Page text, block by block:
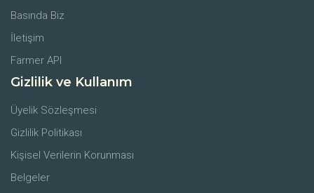
Basında Biz
İletişim
Farmer API
Gizlilik ve Kullanım
Üyelik Sözleşmesi
Gizlilik Politikası
Kişisel Verilerin Korunması
Belgeler